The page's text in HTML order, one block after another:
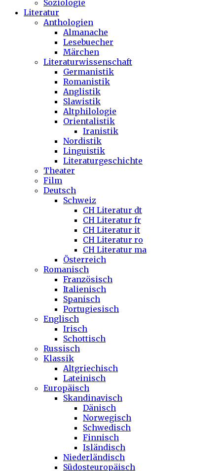
Soziologie
Literatur
Anthologien
Almanache
Lesebuecher
Märchen
Literaturwissenschaft
Germanistik
Romanistik
Anglistik
Slawistik
Altphilologie
Orientalistik
Iranistik
Nordistik
Linguistik
Literaturgeschichte
Theater
Film
Deutsch
Schweiz
CH Literatur dt
CH Literatur fr
CH Literatur it
CH Literatur ro
CH Literatur ma
Österreich
Romanisch
Französisch
Italienisch
Spanisch
Portugiesisch
Englisch
Irisch
Schottisch
Russisch
Klassik
Altgriechisch
Lateinisch
Europäisch
Skandinavisch
Dänisch
Norwegisch
Schwedisch
Finnisch
Isländisch
Niederländisch
Südosteuropäisch